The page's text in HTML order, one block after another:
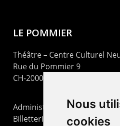
Nous
cookies
LE POMMIER
Théâtre – Centre Culturel
Rue du Pommier 9
CH-2000 Neuchâtel
Administration : +41 32 725
Billetterie : +41 32 725 05 05